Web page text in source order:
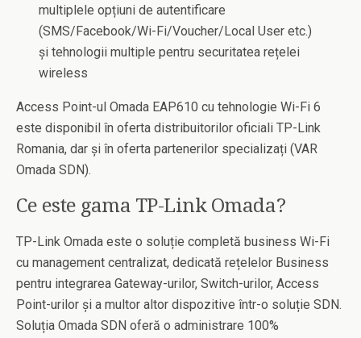
multiplele opțiuni de autentificare
(SMS/Facebook/Wi-Fi/Voucher/Local User etc.)
și tehnologii multiple pentru securitatea rețelei
wireless
Access Point-ul Omada EAP610 cu tehnologie Wi-Fi 6
este disponibil în oferta distribuitorilor oficiali TP-Link
Romania, dar și în oferta partenerilor specializați (VAR
Omada SDN).
Ce este gama TP-Link Omada?
TP-Link Omada este o soluție completă business Wi-Fi
cu management centralizat, dedicată rețelelor Business
pentru integrarea Gateway-urilor, Switch-urilor, Access
Point-urilor și a multor altor dispozitive într-o soluție SDN.
Soluția Omada SDN oferă o administrare 100%